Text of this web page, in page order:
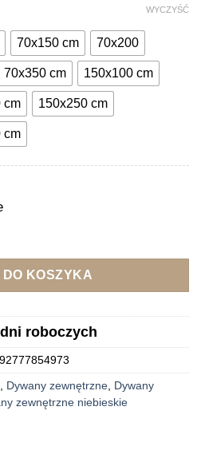
od
219.00 zł
do
2,439.00 zł
70x150 cm 70x200
70x350 cm 150x100 cm
cm 150x250 cm
cm
WYCZYŚĆ
zewnętrzny niebieski
DO KOSZYKA
roboczych
, Dywany zewnętrzne, Dywany
zewnętrzne niebieskie